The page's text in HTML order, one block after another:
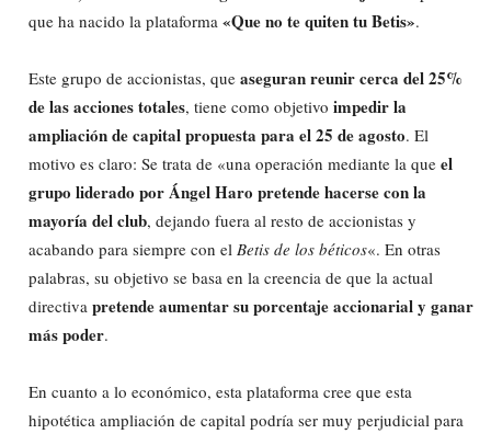
que ha nacido la plataforma «Que no te quiten tu Betis».
Este grupo de accionistas, que aseguran reunir cerca del 25%
de las acciones totales, tiene como objetivo impedir la
ampliación de capital propuesta para el 25 de agosto. El
motivo es claro: Se trata de «una operación mediante la que el
grupo liderado por Ángel Haro pretende hacerse con la
mayoría del club, dejando fuera al resto de accionistas y
acabando para siempre con el Betis de los béticos«. En otras
palabras, su objetivo se basa en la creencia de que la actual
directiva pretende aumentar su porcentaje accionarial y ganar
más poder.
En cuanto a lo económico, esta plataforma cree que esta
hipotética ampliación de capital podría ser muy perjudicial para